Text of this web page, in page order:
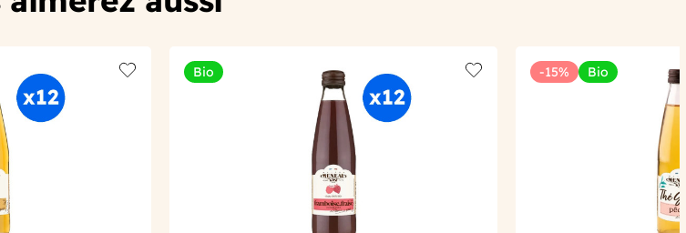
Add to wishlist
Bio
Add to wishlist
-15% Bio